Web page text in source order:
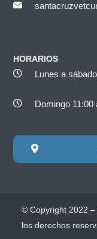
HORARIOS
Lunes a
Domingo 11:00
© Copyright 2022 –
los derechos